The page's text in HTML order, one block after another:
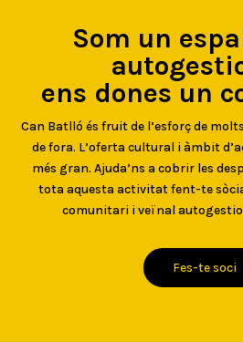
Som un
ens dones un
Can Batlló és fruit de l’esforç de
de fora. L’oferta cultural i àmbit
més gran. Ajuda’ns a cobrir les
tota aquesta activitat fent-te sòcia
comunitari i veïnal
Fes-te soci